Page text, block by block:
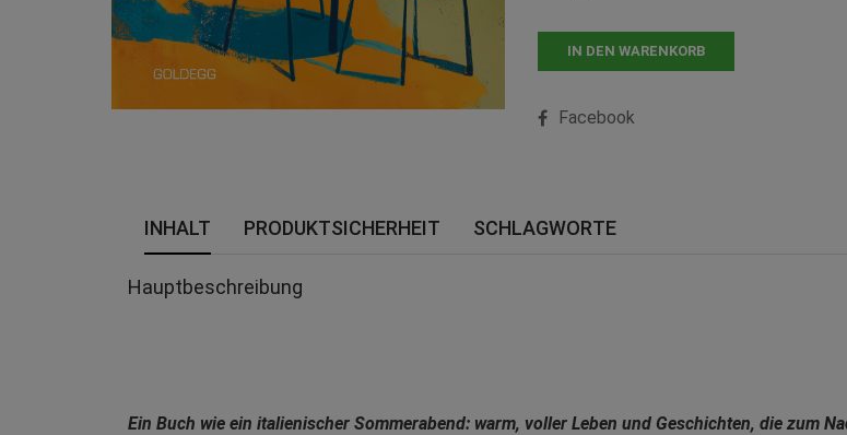
IN DEN WARENKORB
Facebook
INHALT PRODUKTSICHERHEIT SCHLAGWORTE
Hauptbeschreibung
Ein Buch wie ein italienischer Sommerabend: warm, voller Leben und Geschichten, die zum